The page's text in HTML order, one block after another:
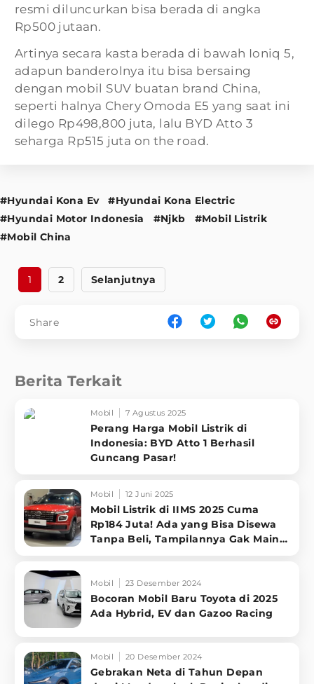
resmi diluncurkan bisa berada di angka
Rp500 jutaan.
Artinya secara kasta berada di bawah Ioniq 5,
adapun banderolnya itu bisa bersaing
dengan mobil SUV buatan brand China,
seperti halnya Chery Omoda E5 yang saat ini
dilego Rp498,800 juta, lalu BYD Atto 3
seharga Rp515 juta on the road.
#Hyundai Kona Ev
#Hyundai Kona Electric
#Hyundai Motor Indonesia
#Njkb
#Mobil Listrik
#Mobil China
1 2 Selanjutnya
Share
Berita Terkait
Mobil 7 Agustus 2025
Perang Harga Mobil Listrik di
Indonesia: BYD Atto 1 Berhasil
Guncang Pasar!
Mobil 12 Juni 2025
Mobil Listrik di IIMS 2025 Cuma
Rp184 Juta! Ada yang Bisa Disewa
Tanpa Beli, Tampilannya Gak Main-
Mobil 23 Desember 2024
Bocoran Mobil Baru Toyota di 2025
Ada Hybrid, EV dan Gazoo Racing
Mobil 20 Desember 2024
Gebrakan Neta di Tahun Depan